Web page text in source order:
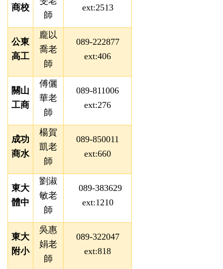
商校
師
ext:2513
公東
高工
龐以
喬老
師
089-222877
ext:406
關山
工商
傅儷
華老
師
089-811006
ext:276
成功
商水
楊賀
凱老
師
089-850011
ext:660
東大
體中
劉淑
敏老
師
089-383629
ext:1210
東大
附小
吳惠
娟老
師
089-322047
ext:818